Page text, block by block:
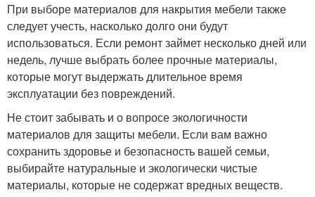
При выборе материалов для накрытия мебели также
следует учесть, насколько долго они будут
использоваться. Если ремонт займет несколько дней или
недель, лучше выбрать более прочные материалы,
которые могут выдержать длительное время
эксплуатации без повреждений.
Не стоит забывать и о вопросе экологичности
материалов для защиты мебели. Если вам важно
сохранить здоровье и безопасность вашей семьи,
выбирайте натуральные и экологически чистые
материалы, которые не содержат вредных веществ.